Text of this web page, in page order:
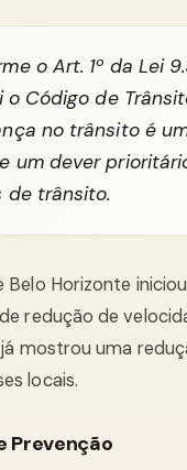
o Art. 1º da Lei
Código de
no trânsito é
um dever
de trânsito.
Belo Horizonte
redução de
mostrou uma
locais.
Prevenção